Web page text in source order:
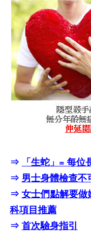
⇒
「生蛇」= 每
⇒ 男士身體檢查不
⇒女士們點解要
科項目推薦
⇒ 首次驗身指引